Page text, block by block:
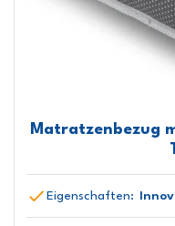
Matratzenbezug
Eigenschaften: